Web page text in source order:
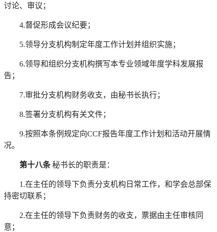
讨论、审议；
4.督促形成会议纪要；
5.领导分支机构制定年度工作计划并组织实施；
6.领导和组织分支机构撰写本专业领域年度学科发展报
告；
7.审批分支机构财务收支，由秘书长执行；
8.签署分支机构有关文件；
9.按照本条例规定向CCF报告年度工作计划和活动开展情
况。
第十八条秘书长的职责是：
1.在主任的领导下负责分支机构日常工作，和学会总部保
持密切联系；
2.在主任的领导下负责财务的收支，票据由主任审核同
意；